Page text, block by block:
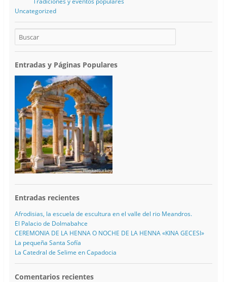
Uncategorized
Entradas y Páginas Populares
Entradas recientes
Afrodisias, la escuela de escultura en el valle del rio Meandros.
El Palacio de Dolmabahce
CEREMONIA DE LA HENNA O NOCHE DE LA HENNA «KINA GECESI»
La pequeña Santa Sofía
La Catedral de Selime en Capadocia
Comentarios recientes